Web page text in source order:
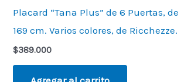
Placard “Tana Plus” de 6 Puertas, de
169 cm. Varios colores, de Ricchezze.
$389.000